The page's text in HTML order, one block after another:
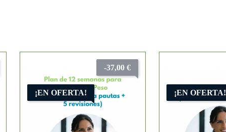
¡EN OFERTA!
-37,00 €
¡EN OFERTA!